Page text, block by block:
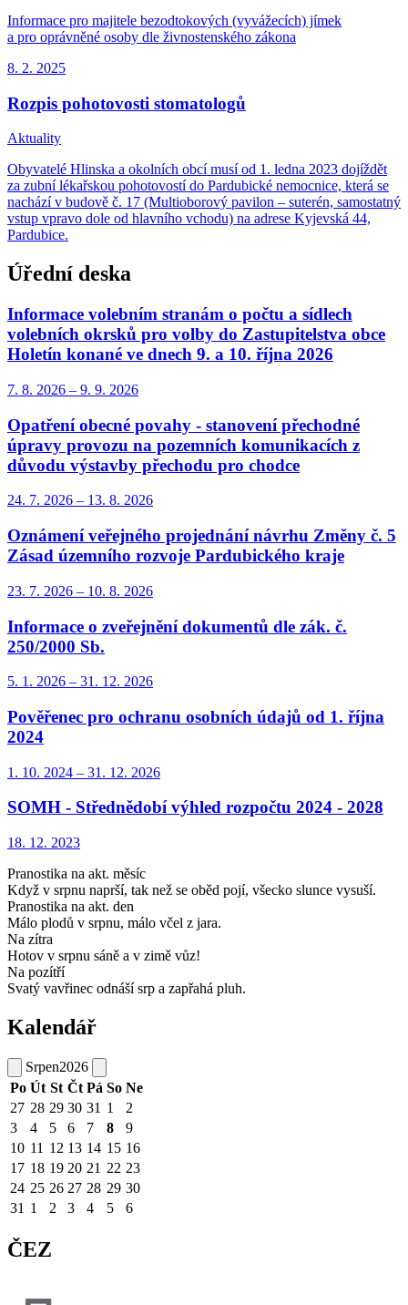
Informace pro majitele bezodtokových (vyvážecích) jímek
a pro oprávněné osoby dle živnostenského zákona
8. 2. 2025
Rozpis pohotovosti stomatologů
Aktuality
Obyvatelé Hlinska a okolních obcí musí od 1. ledna 2023 dojíždět
za zubní lékařskou pohotovostí do Pardubické nemocnice, která se
nachází v budově č. 17 (Multioborový pavilon – suterén, samostatný
vstup vpravo dole od hlavního vchodu) na adrese Kyjevská 44,
Pardubice.
Úřední deska
Informace volebním stranám o počtu a sídlech
volebních okrsků pro volby do Zastupitelstva obce
Holetín konané ve dnech 9. a 10. října 2026
7. 8. 2026 – 9. 9. 2026
Opatření obecné povahy - stanovení přechodné
úpravy provozu na pozemních komunikacích z
důvodu výstavby přechodu pro chodce
24. 7. 2026 – 13. 8. 2026
Oznámení veřejného projednání návrhu Změny č. 5
Zásad územního rozvoje Pardubického kraje
23. 7. 2026 – 10. 8. 2026
Informace o zveřejnění dokumentů dle zák. č.
250/2000 Sb.
5. 1. 2026 – 31. 12. 2026
Pověřenec pro ochranu osobních údajů od 1. října
2024
1. 10. 2024 – 31. 12. 2026
SOMH - Střednědobí výhled rozpočtu 2024 - 2028
18. 12. 2023
Pranostika na akt. měsíc
Když v srpnu naprší, tak než se oběd pojí, všecko slunce vysuší.
Pranostika na akt. den
Málo plodů v srpnu, málo včel z jara.
Na zítra
Hotov v srpnu sáně a v zimě vůz!
Na pozítří
Svatý vavřinec odnáší srp a zapřahá pluh.
Kalendář
Srpen2026
Po Út St Čt Pá So Ne
27 28 29 30 31 1
2
3
4 5 6 7 8
9
10 11 12 13 14 15 16
17 18 19 20 21 22 23
24 25 26 27 28 29 30
31 1 2 3 4 5 6
ČEZ